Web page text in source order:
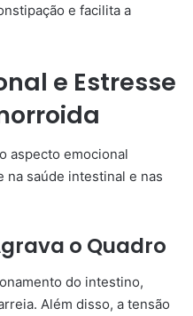
e facilita a
e Estresse
aspecto emocional
saúde intestinal e nas
o Quadro
do intestino,
Além disso, a tensão